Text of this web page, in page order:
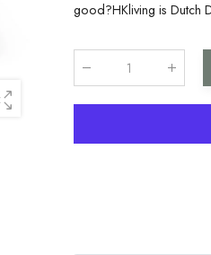
good?HKliving is Dutch